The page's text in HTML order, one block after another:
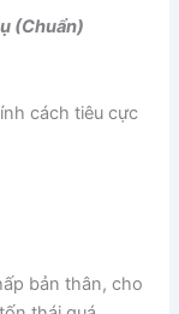
(Chuẩn)
cách tiêu cực
bản thân, cho